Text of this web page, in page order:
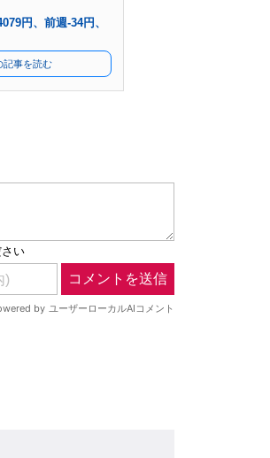
円、前週-34円、
記事を読む